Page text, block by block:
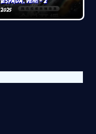
2025